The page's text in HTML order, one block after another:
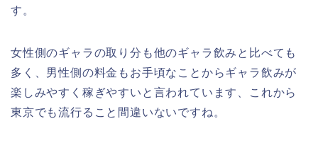
す。
女性側のギャラの取り分も他のギャラ飲みと比べても
多く、男性側の料金もお手頃なことからギャラ飲みが
楽しみやすく稼ぎやすいと言われています、これから
東京でも流行ること間違いないですね。